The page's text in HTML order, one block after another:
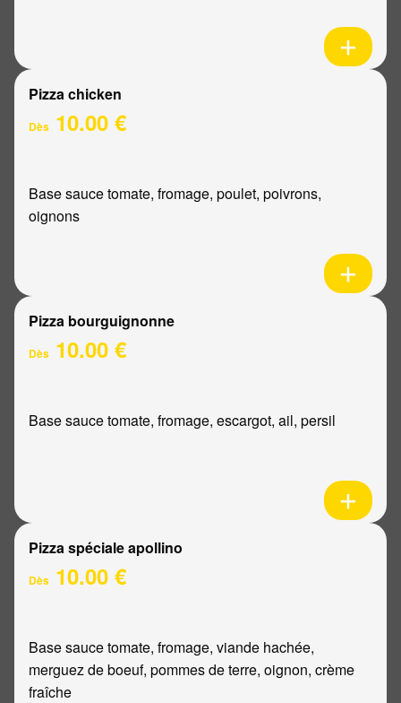
Pizza chicken
Dès 10.00 €
Base sauce tomate, fromage, poulet, poivrons,
oignons
Pizza bourguignonne
Dès 10.00 €
Base sauce tomate, fromage, escargot, ail, persil
Pizza spéciale apollino
Dès 10.00 €
Base sauce tomate, fromage, viande hachée,
merguez de boeuf, pommes de terre, oignon, crème
fraîche